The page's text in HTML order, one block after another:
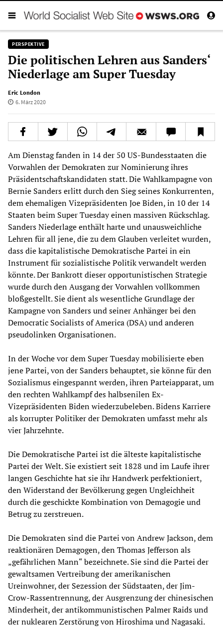
PERSPEKTIVE
Die politischen Lehren aus Sanders‘
Niederlage am Super Tuesday
Eric London
6. März 2020
Am Dienstag fanden in 14 der 50 US-Bundesstaaten die
Vorwahlen der Demokraten zur Nominierung ihres
Präsidentschaftskandidaten statt. Die Wahlkampagne von
Bernie Sanders erlitt durch den Sieg seines Konkurrenten,
dem ehemaligen Vizepräsidenten Joe Biden, in 10 der 14
Staaten beim Super Tuesday einen massiven Rückschlag.
Sanders Niederlage enthält harte und unausweichliche
Lehren für all jene, die zu dem Glauben verleitet wurden,
dass die kapitalistische Demokratische Partei in ein
Instrument für sozialistische Politik verwandelt werden
könnte. Der Bankrott dieser opportunistischen Strategie
wurde durch den Ausgang der Vorwahlen vollkommen
bloßgestellt. Sie dient als wesentliche Grundlage der
Kampagne von Sanders und seiner Anhänger bei den
Democratic Socialists of America (DSA) und anderen
pseudolinken Organisationen.
In der Woche vor dem Super Tuesday mobilisierte eben
jene Partei, von der Sanders behauptet, sie könne für den
Sozialismus eingespannt werden, ihren Parteiapparat, um
den rechten Wahlkampf des halbsenilen Ex-
Vizepräsidenten Biden wiederzubeleben. Bidens Karriere
als korrupter Politiker der Demokraten umfasst mehr als
vier Jahrzehnte.
Die Demokratische Partei ist die älteste kapitalistische
Partei der Welt. Sie existiert seit 1828 und im Laufe ihrer
langen Geschichte hat sie ihr Handwerk perfektioniert,
den Widerstand der Bevölkerung gegen Ungleichheit
durch die geschickte Kombination von Demagogie und
Betrug zu zerstreuen.
Die Demokraten sind die Partei von Andrew Jackson, dem
reaktionären Demagogen, den Thomas Jefferson als
„gefährlichen Mann“ bezeichnete. Sie sind die Partei der
gewaltsamen Vertreibung der amerikanischen
Ureinwohner, der Sezession der Südstaaten, der Jim-
Crow-Rassentrennung, der Ausgrenzung der chinesischen
Minderheit, der antikommunistischen Palmer Raids und
der nuklearen Zerstörung von Hiroshima und Nagasaki.